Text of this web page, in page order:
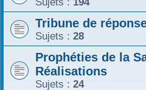
Tribune de
Sujets : 28
Prophéties de la
Réalisations
Sujets : 24